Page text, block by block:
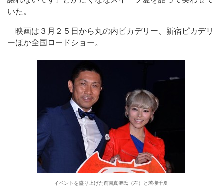
いた。
映画は３月２５日から丸の内ピカデリー、新宿ピカデリ
ーほか全国ロードショー。
イベントを盛り上げた前園真聖氏（左）と若槻千夏